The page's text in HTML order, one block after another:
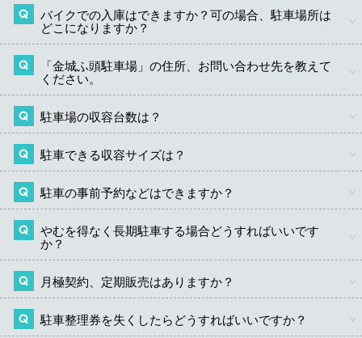
パーキング内での盗難、またはそれに類することに関し
て、当社は原則責任を負いかねますので、速やかに警察
にご連絡ください。車内には貴重品等を放置しないよ
う、お願いいたします。
バイクでの入庫はできますか？可の場合、駐車場所は
どこになりますか？
42台分の自動二輪駐車場（駐車料金無料）をご用意して
おります。一般道（西側）入口より場内の指示にしたが
って自動二輪駐車場へお進みください。
「金城ふ頭駐車場」の住所、お問い合わせ先を教えて
ください。
愛知県名古屋市港区金城ふ頭二丁目7番２。お問い合わせ
の際は本ＨＰを確認いただくか駐車場管理室までお問い
合わせください。
電話： 052-389-5580（受付時間/8時～22時まで）
駐車場の収容台数は？
収容台数は5,010台です。
駐車できる収容サイズは？
高さ制限は2.4m（最低地上高15cm）、全長5.0m、全幅
1.9mまでとなります。
3階～6階は2.2m以上の車が入庫出来ませんので1階、2階
をご利用ください。 収容サイズにつきましては、「金城
ふ頭駐車場について」内の
駐車の事前予約などはできますか？
申し訳ございませんが、ご予約は一切行っておりませ
ん。
やむを得なく長期駐車する場合どうすればいいです
か？
本駐車場に48時間を超えて駐車される場合には、必ず3階
インフォメーションまでお越しいただくか、駐車場管理
室までご連絡ください。
電話：052-389-5580(受付時間/8時～22時まで)
月極契約、定期販売はありますか？
行っておりません。
駐車整理券を失くしたらどうすればいいですか？